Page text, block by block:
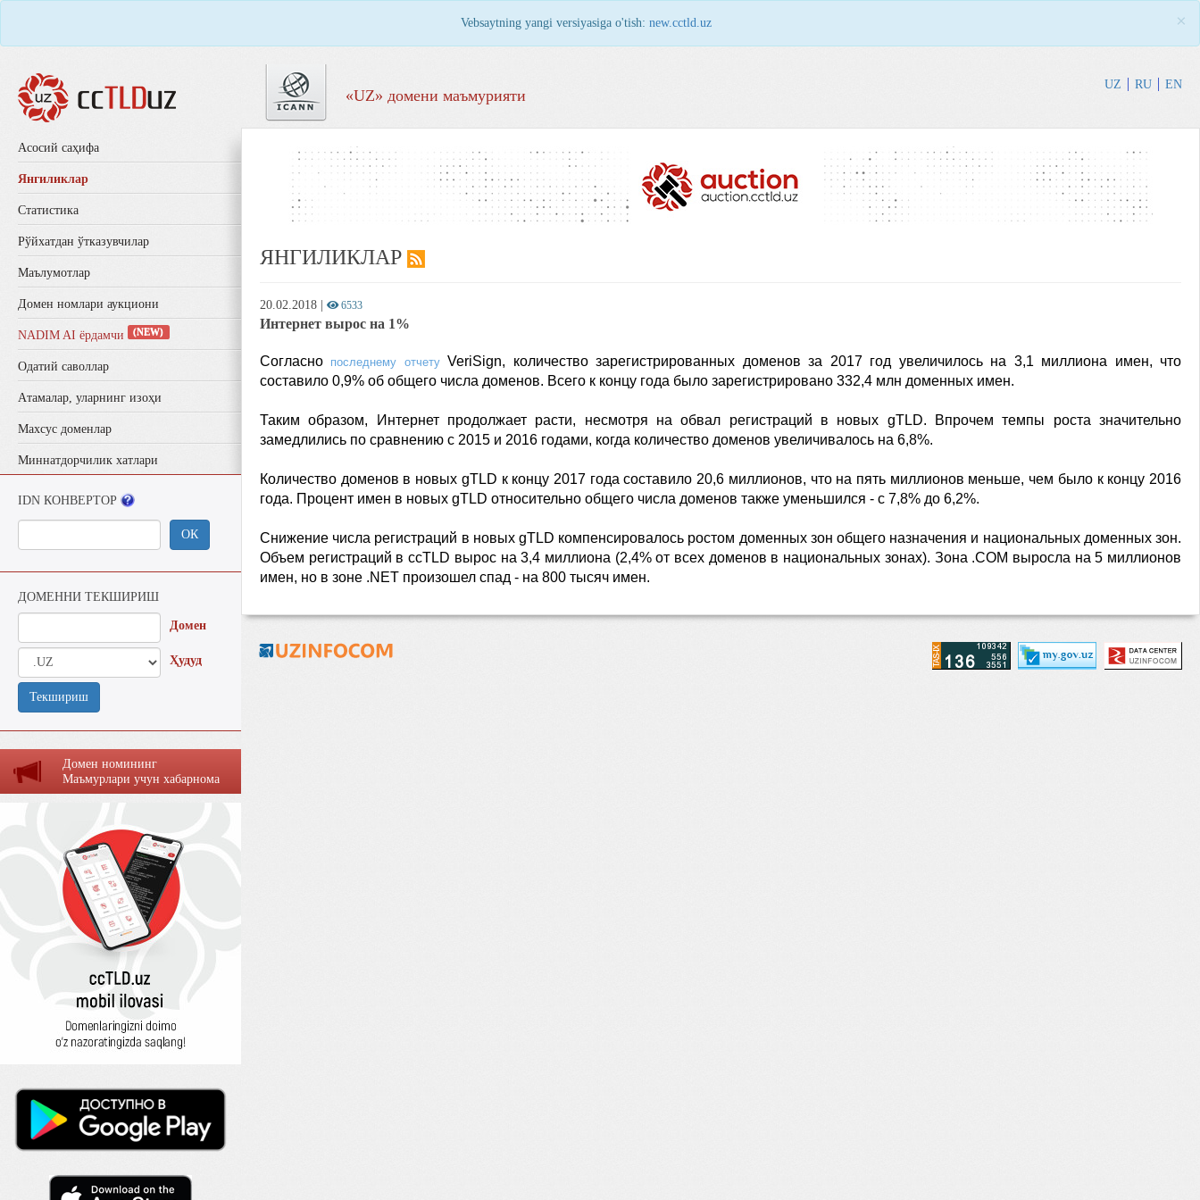
Vebsaytning yangi versiyasiga o'tish: new.cctld.uz ×
«UZ» домени маъмурияти
UZ RU EN
Aсосий саҳифа
Янгиликлар
Статистика
Рўйхатдан ўтказувчилар
Маълумотлар
Домен номлари аукциони
NADIM AI ёрдамчи (NEW)
Одатий саволлар
Aтамалар, уларнинг изоҳи
Махсус доменлар
Миннатдорчилик хатлари
IDN КОНВЕРТОР
ОК
ДОМЕННИ ТЕКШИРИШ
Домен
Ҳудуд
Текшириш
Домен номининг
Маъмурлaри учун хaбaрномa
ЯНГИЛИКЛАР
20.02.2018 6533
Интернет вырос на 1%
Согласно последнему отчетуVeriSign, количество зарегистрированных доменов за 2017 год увеличилось на 3,1 миллиона имен, что
составило 0,9% об общего числа доменов. Всего к концу года было зарегистрировано 332,4 млн доменных имен.
Таким образом, Интернет продолжает расти, несмотря на обвал регистраций в новых gTLD. Впрочем темпы роста значительно
замедлились по сравнению с 2015 и 2016 годами, когда количество доменов увеличивалось на 6,8%.
Количество доменов в новых gTLD к концу 2017 года составило 20,6 миллионов, что на пять миллионов меньше, чем было к концу 2016
года. Процент имен в новых gTLD относительно общего числа доменов также уменьшился - с 7,8% до 6,2%.
Снижение числа регистраций в новых gTLD компенсировалось ростом доменных зон общего назначения и национальных доменных зон.
Объем регистраций в ccTLD вырос на 3,4 миллиона (2,4% от всех доменов в национальных зонах). Зона .COM выросла на 5 миллионов
имен, но в зоне .NET произошел спад - на 800 тысяч имен.